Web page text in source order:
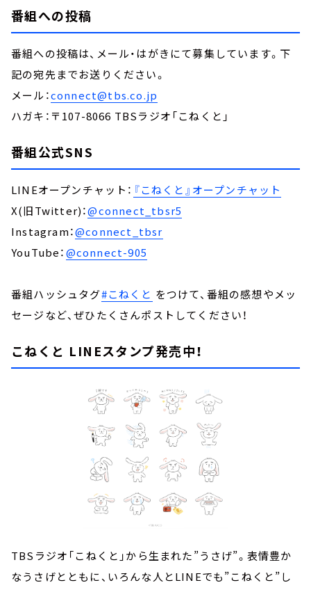
番組への投稿
番組への投稿は、メール・はがきにて募集しています。下
記の宛先までお送りください。
メール：connect@tbs.co.jp
ハガキ：〒107-8066 TBSラジオ「こねくと」
番組公式SNS
LINEオープンチャット： 『こねくと』オープンチャット
X(旧Twitter)：@connect_tbsr5
Instagram：@connect_tbsr
YouTube：@connect-905
番組ハッシュタグ#こねくと をつけて、番組の感想やメッ
セージなど、ぜひたくさんポストしてください！
こねくと LINEスタンプ発売中！
TBSラジオ「こねくと」から生まれた”うさげ”。表情豊か
なうさげとともに、いろんな人とLINEでも”こねくと”し